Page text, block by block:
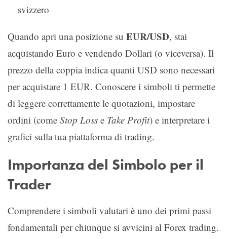
svizzero
Quando apri una posizione su EUR/USD, stai
acquistando Euro e vendendo Dollari (o viceversa). Il
prezzo della coppia indica quanti USD sono necessari
per acquistare 1 EUR. Conoscere i simboli ti permette
di leggere correttamente le quotazioni, impostare
ordini (come Stop Loss e Take Profit) e interpretare i
grafici sulla tua piattaforma di trading.
Importanza del Simbolo per il
Trader
Comprendere i simboli valutari è uno dei primi passi
fondamentali per chiunque si avvicini al Forex trading.